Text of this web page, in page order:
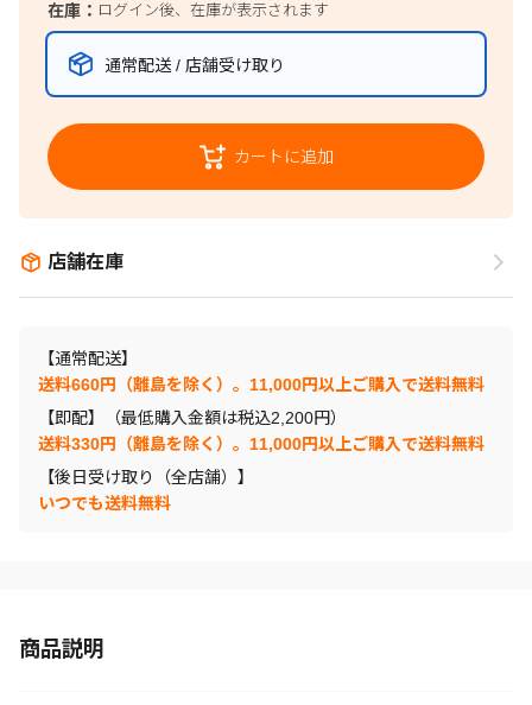
在庫： ログイン後、在庫が表示されます
通常配送 / 店舗受け取り
カートに追加
店舗在庫
【通常配送】
送料660円（離島を除く）。11,000円以上ご購入で送料無料
【即配】（最低購入金額は税込2,200円）
送料330円（離島を除く）。11,000円以上ご購入で送料無料
【後日受け取り（全店舗）】
いつでも送料無料
商品説明